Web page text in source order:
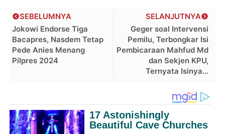
SELANJUTNYA
Geger soal Intervensi
Pemilu, Terbongkar Isi
Pembicaraan Mahfud Md
dan Sekjen KPU,
Ternyata Isinya…
SEBELUMNYA
Jokowi Endorse Tiga
Bacapres, Nasdem Tetap
Pede Anies Menang
Pilpres 2024